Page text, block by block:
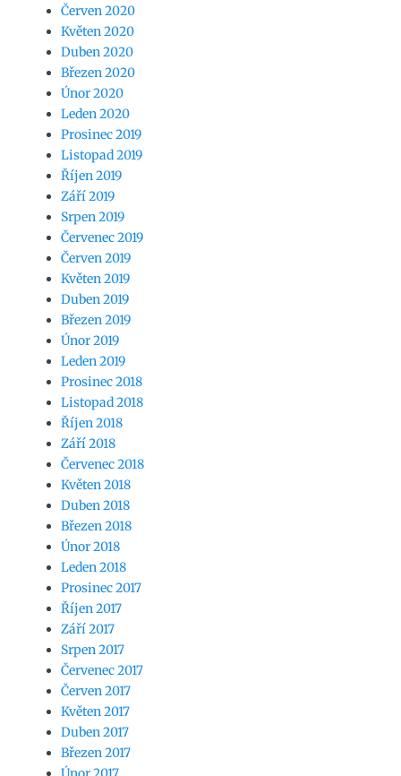
Červen 2020
Květen 2020
Duben 2020
Březen 2020
Únor 2020
Leden 2020
Prosinec 2019
Listopad 2019
Říjen 2019
Září 2019
Srpen 2019
Červenec 2019
Červen 2019
Květen 2019
Duben 2019
Březen 2019
Únor 2019
Leden 2019
Prosinec 2018
Listopad 2018
Říjen 2018
Září 2018
Červenec 2018
Květen 2018
Duben 2018
Březen 2018
Únor 2018
Leden 2018
Prosinec 2017
Říjen 2017
Září 2017
Srpen 2017
Červenec 2017
Červen 2017
Květen 2017
Duben 2017
Březen 2017